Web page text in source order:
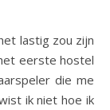
lastig zou zijn
eerste hostel
die me
ik niet hoe ik